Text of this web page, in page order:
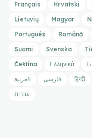
Français
Hrvatski
Lietuvių
Magyar
Português
Română
Suomi
Svenska
Čeština
Ελληνικά
العربية
فارسی हिन्दी
עברית